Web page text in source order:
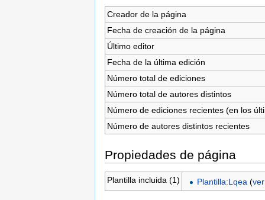
Creador de la página
Fecha de creación de la página
Último editor
Fecha de la última edición
Número total de ediciones
Número total de autores distintos
Número de ediciones recientes (en los
Número de autores distintos recientes
Propiedades de página
Plantilla incluida (1) Plantilla:Lqea (